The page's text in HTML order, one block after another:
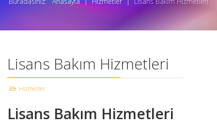
Lisans Bakım Hizmetleri
Hizmetler
Lisans Bakım Hizmetleri